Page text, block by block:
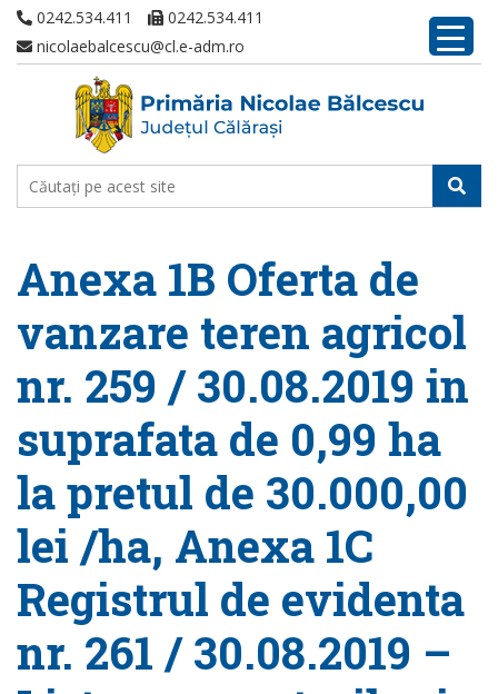
0242.534.411
0242.534.411
nicolaebalcescu@cl.e-adm.ro
Anexa 1B Oferta de
vanzare teren agricol
nr. 259 / 30.08.2019 in
suprafata de 0,99 ha
la pretul de 30.000,00
lei /ha, Anexa 1C
Registrul de evidenta
nr. 261 / 30.08.2019 –